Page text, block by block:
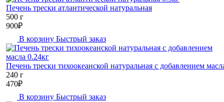
Печень трески атлантической натуральная
500 г
900₽
В корзину Быстрый заказ
Печень трески тихоокеанской натуральная с добавлением
240 г
470₽
В корзину Быстрый заказ